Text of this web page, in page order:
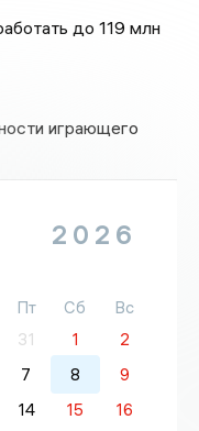
до 119 млн
играющего
2026
Пт Сб
Вс
31 1
2
7 8
9
14 15
16